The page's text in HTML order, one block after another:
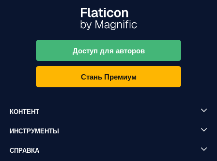
Доступ для авторов
Стань Премиум
КОНТЕНТ
ИНСТРУМЕНТЫ
СПРАВКА